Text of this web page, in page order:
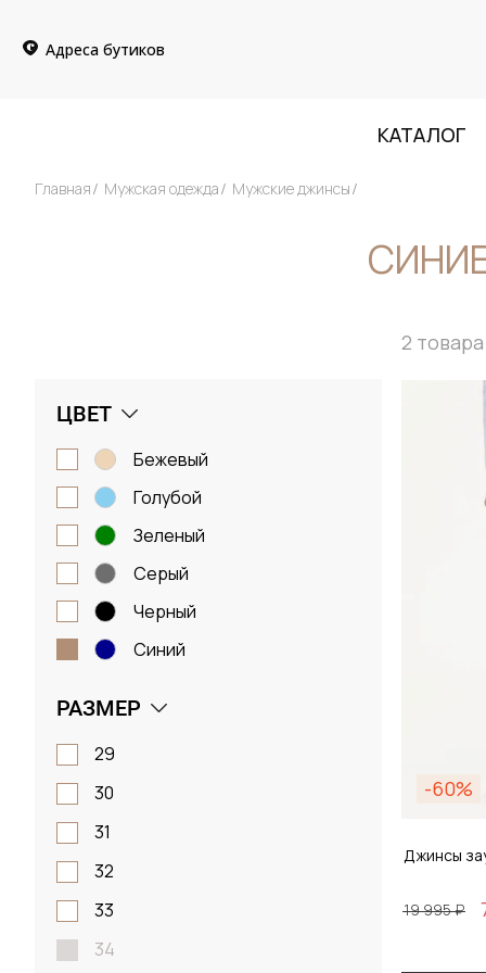
Адреса бутиков
КАТАЛОГ
Главная Мужская одежда Мужские джинсы
ЦВЕТ
бежевый
голубой
зеленый
серый
черный
синий
РАЗМЕР
29
30
31
32
33
34
2 товара
-60%
Джинсы
19 995 ₽